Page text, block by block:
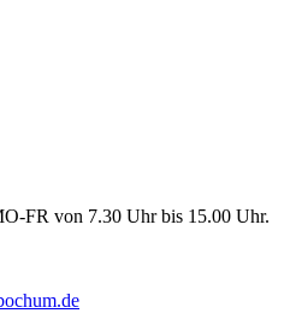
FR von 7.30 Uhr bis 15.00 Uhr.